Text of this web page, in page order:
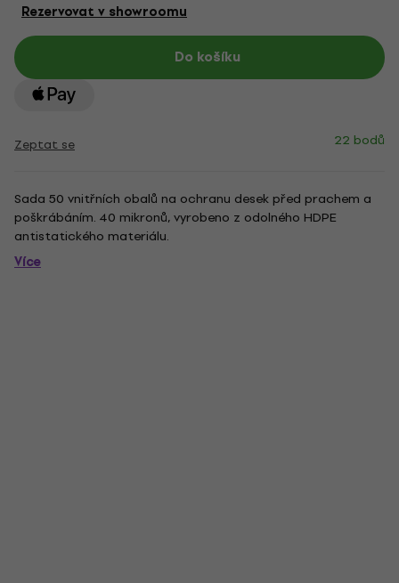
Rezervovat v showroomu
Do košíku
Zeptat se 22 bodů
Sada 50 vnitřních obalů na ochranu desek před prachem a
poškrábáním. 40 mikronů, vyrobeno z odolného HDPE
antistatického materiálu.
Více